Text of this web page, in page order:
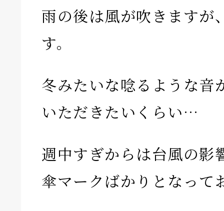
雨の後は風が吹きますが
す。
冬みたいな唸るような音
いただきたいくらい…
週中すぎからは台風の影
傘マークばかりとなって